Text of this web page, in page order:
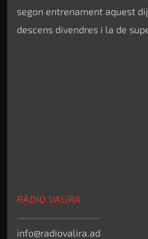
segon entrenament aquest
descens divendres i la de
RÀDIO VALIRA
info@radiovalira.ad